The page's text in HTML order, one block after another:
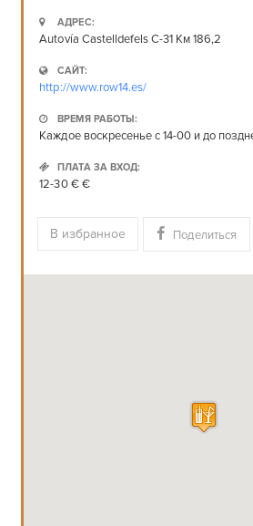
АДРЕС:
Autovía Castelldefels C-31 Км 186,2
САЙТ:
http://www.row14.es/
ВРЕМЯ РАБОТЫ:
Каждое воскресенье с 14-00 и до
ПЛАТА ЗА ВХОД:
12-30 € €
В избранное Поделиться